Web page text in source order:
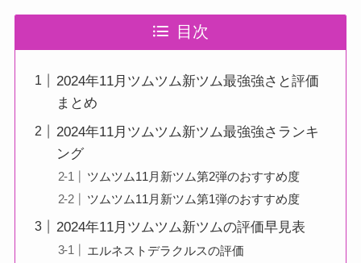
目次
2024年11月ツムツム新ツム最強強さと評価
まとめ
2024年11月ツムツム新ツム最強強さランキ
ング
ツムツム11月新ツム第2弾のおすすめ度
ツムツム11月新ツム第1弾のおすすめ度
2024年11月ツムツム新ツムの評価早見表
エルネストデラクルスの評価